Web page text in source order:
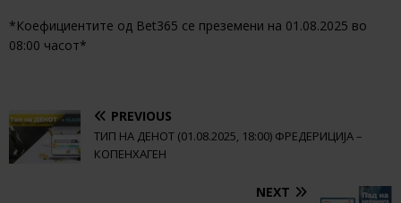
*Коефициентите од Bet365 се преземени на 01.08.2025 во
08:00 часот*
PREVIOUS
ТИП НА ДЕНОТ (01.08.2025, 18:00) ФРЕДЕРИЦИЈА –
КОПЕНХАГЕН
NEXT